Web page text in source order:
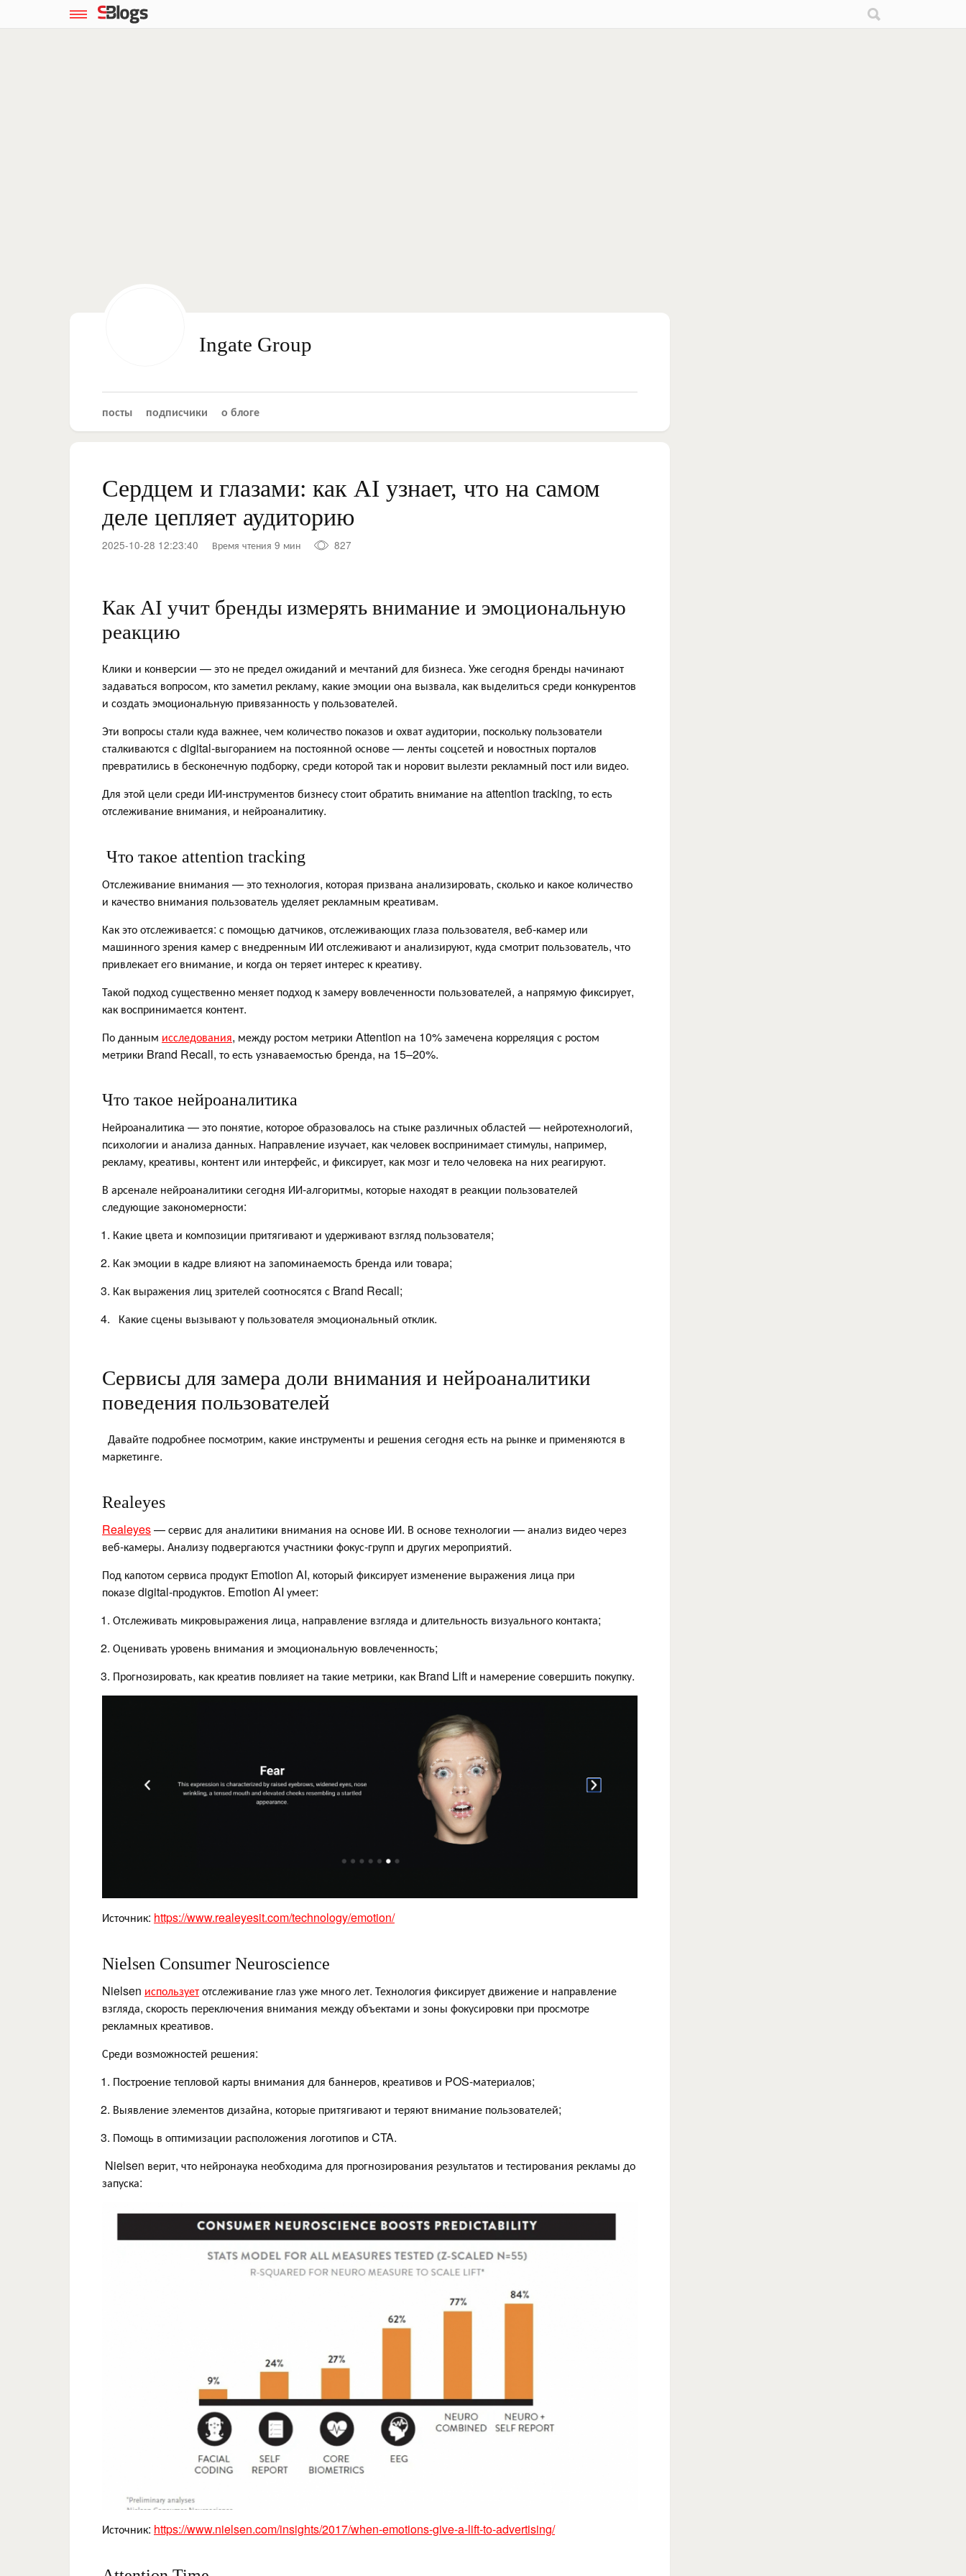
Ingate Group
посты подписчики о блоге
Сердцем и глазами: как AI узнает, что на самом
деле цепляет аудиторию
2025-10-28 12:23:40 Время чтения 9 мин 827
Как AI учит бренды измерять внимание и эмоциональную
реакцию
Клики и конверсии — это не предел ожиданий и мечтаний для бизнеса. Уже сегодня бренды начинают
задаваться вопросом, кто заметил рекламу, какие эмоции она вызвала, как выделиться среди конкурентов
и создать эмоциональную привязанность у пользователей.
Эти вопросы стали куда важнее, чем количество показов и охват аудитории, поскольку пользователи
сталкиваются с digital-выгоранием на постоянной основе — ленты соцсетей и новостных порталов
превратились в бесконечную подборку, среди которой так и норовит вылезти рекламный пост или видео.
Для этой цели среди ИИ-инструментов бизнесу стоит обратить внимание на attention tracking, то есть
отслеживание внимания, и нейроаналитику.
Что такое attention tracking
Отслеживание внимания — это технология, которая призвана анализировать, сколько и какое количество
и качество внимания пользователь уделяет рекламным креативам.
Как это отслеживается: с помощью датчиков, отслеживающих глаза пользователя, веб-камер или
машинного зрения камер с внедренным ИИ отслеживают и анализируют, куда смотрит пользователь, что
привлекает его внимание, и когда он теряет интерес к креативу.
Такой подход существенно меняет подход к замеру вовлеченности пользователей, а напрямую фиксирует,
как воспринимается контент.
По данным исследования, между ростом метрики Attention на 10% замечена корреляция с ростом
метрики Brand Recall, то есть узнаваемостью бренда, на 15–20%.
Что такое нейроаналитика
Нейроаналитика — это понятие, которое образовалось на стыке различных областей — нейротехнологий,
психологии и анализа данных. Направление изучает, как человек воспринимает стимулы, например,
рекламу, креативы, контент или интерфейс, и фиксирует, как мозг и тело человека на них реагируют.
В арсенале нейроаналитики сегодня ИИ-алгоритмы, которые находят в реакции пользователей
следующие закономерности:
Какие цвета и композиции притягивают и удерживают взгляд пользователя;
Как эмоции в кадре влияют на запоминаемость бренда или товара;
Как выражения лиц зрителей соотносятся с Brand Recall;
Какие сцены вызывают у пользователя эмоциональный отклик.
Сервисы для замера доли внимания и нейроаналитики
поведения пользователей
Давайте подробнее посмотрим, какие инструменты и решения сегодня есть на рынке и применяются в
маркетинге.
Realeyes
Realeyes— сервис для аналитики внимания на основе ИИ. В основе технологии — анализ видео через
веб-камеры. Анализу подвергаются участники фокус-групп и других мероприятий.
Под капотом сервиса продукт Emotion AI, который фиксирует изменение выражения лица при
показе digital-продуктов. Emotion AI умеет:
Отслеживать микровыражения лица, направление взгляда и длительность визуального контакта;
Оценивать уровень внимания и эмоциональную вовлеченность;
Прогнозировать, как креатив повлияет на такие метрики, как Brand Lift и намерение совершить покупку.
Источник: https://www.realeyesit.com/technology/emotion/
Nielsen Consumer Neuroscience
Nielsen используетотслеживание глаз уже много лет. Технология фиксирует движение и направление
взгляда, скорость переключения внимания между объектами и зоны фокусировки при просмотре
рекламных креативов.
Среди возможностей решения:
Построение тепловой карты внимания для баннеров, креативов и POS-материалов;
Выявление элементов дизайна, которые притягивают и теряют внимание пользователей;
Помощь в оптимизации расположения логотипов и CTA.
Nielsen верит, что нейронаука необходима для прогнозирования результатов и тестирования рекламы до
запуска:
Источник: https://www.nielsen.com/insights/2017/when-emotions-give-a-lift-to-advertising/